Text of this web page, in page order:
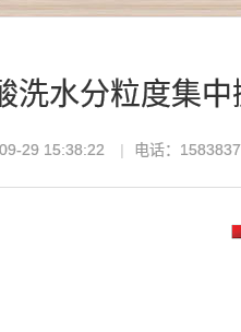
洗水分粒度集
29 15:38:22 电话：